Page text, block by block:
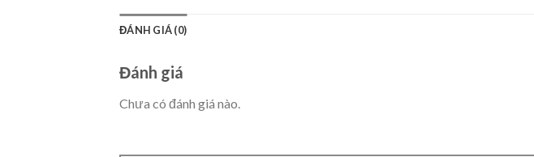
ĐÁNH GIÁ (0)
Đánh giá
Chưa có đánh giá nào.